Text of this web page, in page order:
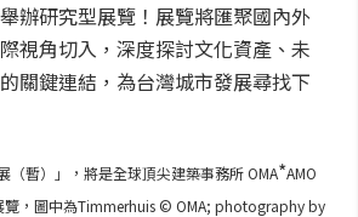
辦研究型展覽！展覽將匯聚國內外
視角切入，深度探討文化資產、未
關鍵連結，為台灣城市發展尋找下
（暫）」，將是全球頂尖建築事務所 OMA*AMO
覽，圖中為Timmerhuis © OMA; photography by